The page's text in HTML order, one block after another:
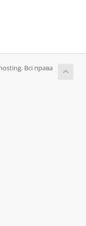
Всі права